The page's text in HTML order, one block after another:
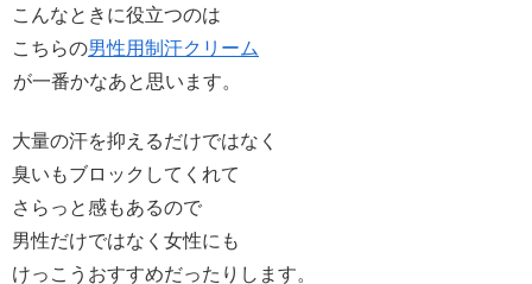
こんなときに役立つのは
こちらの男性用制汗クリーム
が一番かなあと思います。
大量の汗を抑えるだけではなく
臭いもブロックしてくれて
さらっと感もあるので
男性だけではなく女性にも
けっこうおすすめだったりします。